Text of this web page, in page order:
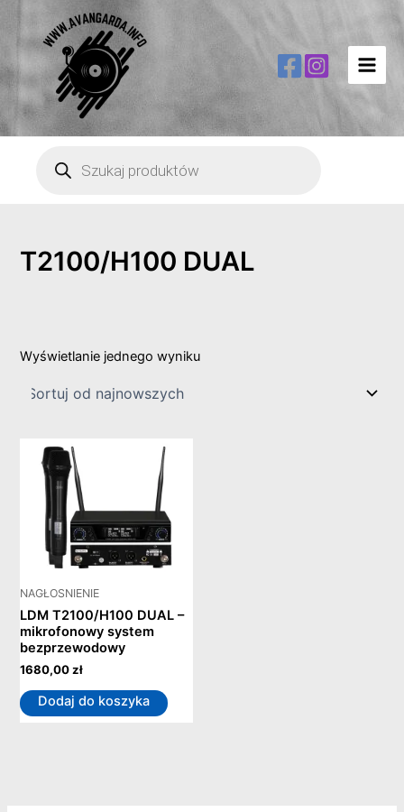
Menu
produktów
T2100/H100 DUAL
Wyświetlanie jednego wyniku
NAGŁOSNIENIE
LDM T2100/H100 DUAL –
mikrofonowy system
bezprzewodowy
1680,00zł
Dodaj do koszyka